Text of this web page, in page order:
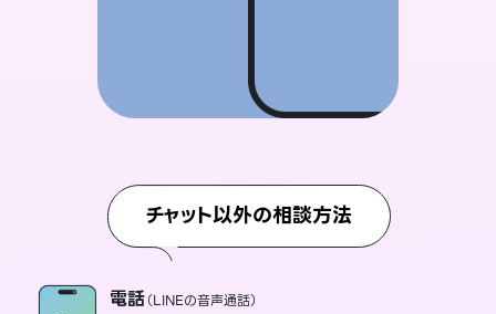
チャット以外の相談方法
電話（LINEの音声通話）